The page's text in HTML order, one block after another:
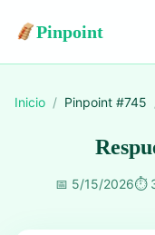
Pinpoint
Inicio / Pinpoint #745
📅 5/15/2026⏱️